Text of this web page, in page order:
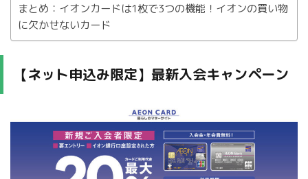
まとめ：イオンカードは1枚で3つの機能！イオンの買い物
に欠かせないカード
【ネット申込み限定】最新入会キャンペーン